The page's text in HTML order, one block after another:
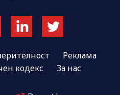
Реклама
кодекс За нас